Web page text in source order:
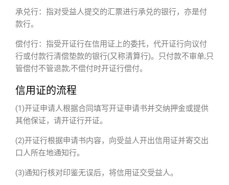
承兑行：指对受益人提交的汇票进行承兑的银行，亦是付
款行。
偿付行：指受开证行在信用证上的委托，代开证行向议付
行或付款行清偿垫款的银行(又称清算行)。只付款不审单;只
管偿付不管退款;不偿付时开证行偿付。
信用证的流程
(1)开证申请人根据合同填写开证申请书并交纳押金或提供
其他保证，请开证行开证。
(2)开证行根据申请书内容，向受益人开出信用证并寄交出
口人所在地通知行。
(3)通知行核对印鉴无误后，将信用证交受益人。